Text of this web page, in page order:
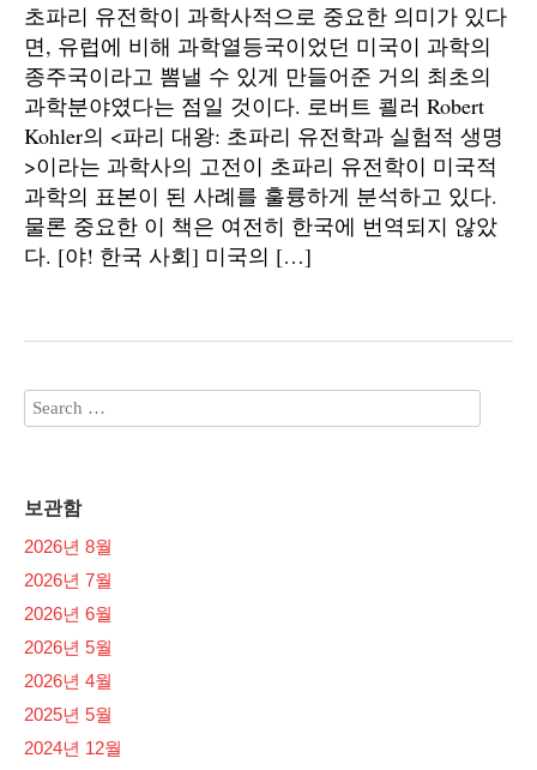
초파리 유전학이 과학사적으로 중요한 의미가 있다
면, 유럽에 비해 과학열등국이었던 미국이 과학의
종주국이라고 뽐낼 수 있게 만들어준 거의 최초의
과학분야였다는 점일 것이다. 로버트 쾰러 Robert
Kohler의 <파리 대왕: 초파리 유전학과 실험적 생명
>이라는 과학사의 고전이 초파리 유전학이 미국적
과학의 표본이 된 사례를 훌륭하게 분석하고 있다.
물론 중요한 이 책은 여전히 한국에 번역되지 않았
다. [야! 한국 사회] 미국의 […]
보관함
2026년 8월
2026년 7월
2026년 6월
2026년 5월
2026년 4월
2025년 5월
2024년 12월